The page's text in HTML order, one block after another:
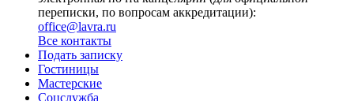
переписки, по вопросам аккредитации):
office@lavra.ru
Все контакты
Подать записку
Гостиницы
Мастерские
Соцслужба